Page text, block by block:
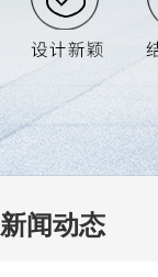
新闻动态